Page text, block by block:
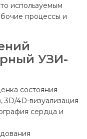
используемым
процессы и
УЗИ-
состояния
4D-визуализация
сердца и